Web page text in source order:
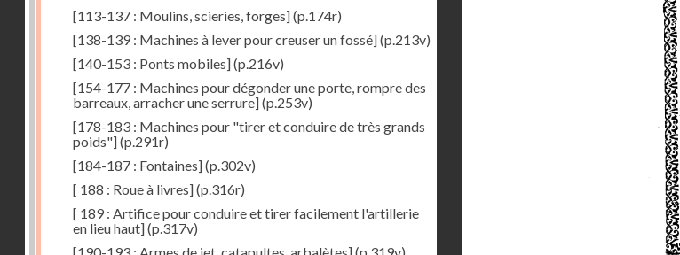
[113-137 : Moulins, scieries, forges](p.174r)
[138-139 : Machines à lever pour creuser un fossé](p.213v)
[140-153 : Ponts mobiles](p.216v)
[154-177 : Machines pour dégonder une porte, rompre des
barreaux, arracher une serrure](p.253v)
[178-183 : Machines pour "tirer et conduire de très grands
poids"](p.291r)
[184-187 : Fontaines](p.302v)
[ 188 : Roue à livres](p.316r)
[ 189 : Artifice pour conduire et tirer facilement l'artillerie
en lieu haut](p.317v)